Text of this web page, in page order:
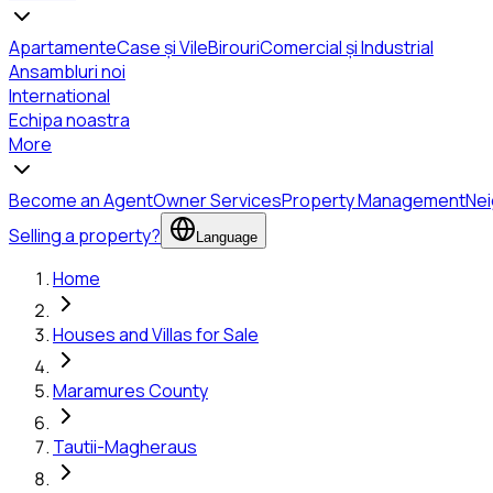
ApartamenteCase și VileBirouriComercial și Industrial
Ansambluri noi
International
Echipa noastra
More
Become an AgentOwner ServicesProperty Management
Selling a property?
Language
Home
Houses and Villas for Sale
Maramures County
Tautii-Magheraus